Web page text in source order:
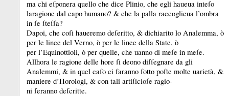
ma chi eſponera quello che dice Plinio, che egli haueua inteſo
laragione dal capo humano? & che la palla raccoglieua l’ombra
in ſe ſteſſa?
Dapoi, che coſi haueremo deſeritto, & dichiarito lo Analemma, ò
per le linee del Verno, ò per le linee della State, ò
per l’Equinottioli, ò per quelle, che uanno di meſe in meſe.
Allhora le ragione delle hore ſi deono diſſegnare da gli
Analemmi, & in quel caſo ci faranno ſotto poſte molte uarietà, &
maniere d’Horologi, & con tali artiſicioſe ragio-
ni ſeranno deſcritte.